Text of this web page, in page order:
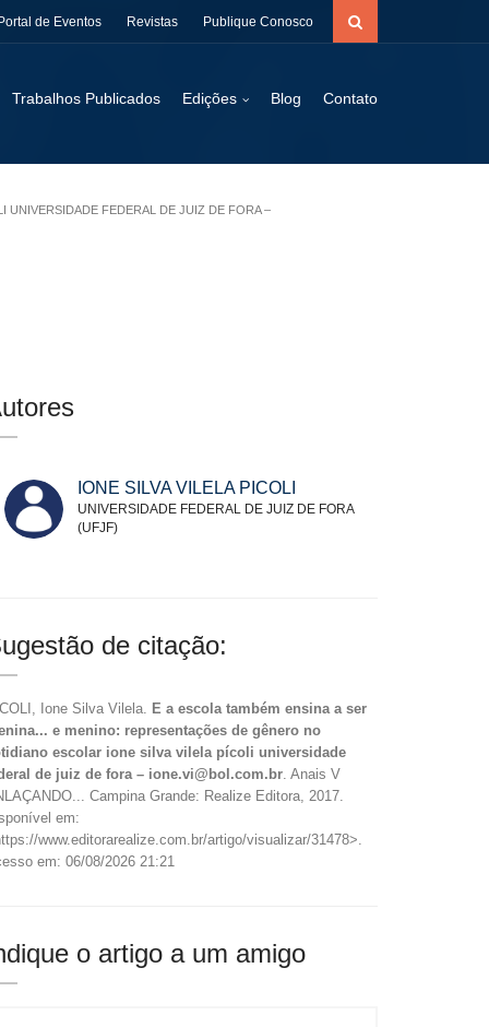
de Eventos Revistas Publique Conosco
Trabalhos Publicados Edições Blog Contato
UNIVERSIDADE FEDERAL DE JUIZ DE FORA –
IONE SILVA VILELA PICOLI
UNIVERSIDADE FEDERAL DE JUIZ DE FORA
(UFJF)
de citação:
Ione Silva Vilela. E a escola também ensina a ser
e menino: representações de gênero no
escolar ione silva vilela pícoli universidade
de juiz de fora – ione.vi@bol.com.br. Anais V
Campina Grande: Realize Editora, 2017.
em:
www.editorarealize.com.br/artigo/visualizar/31478>.
em: 06/08/2026 21:21
o artigo a um amigo